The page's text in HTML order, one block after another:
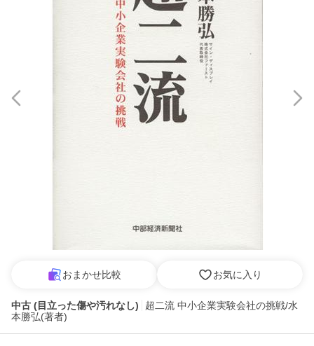
おまかせ比較 お気に入り
中古 (目立った傷や汚れなし)
超二流 中小企業実験会社の挑戦/水
本勝弘(著者)